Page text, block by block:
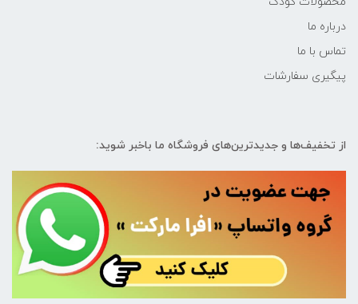
درباره ما
تماس با ما
پیگیری سفارشات
از تخفیف‌ها و جدیدترین‌های فروشگاه ما باخبر شوید: